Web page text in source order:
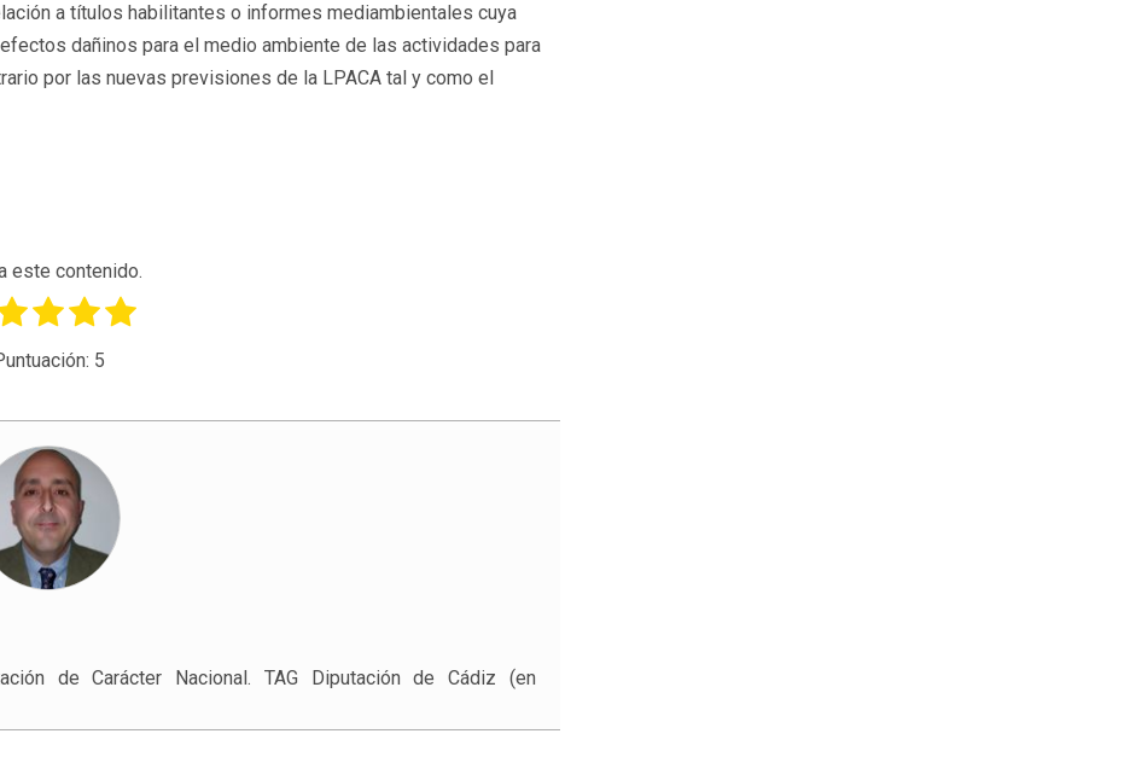
a títulos habilitantes o informes mediambientales cuya
dañinos para el medio ambiente de las actividades para
por las nuevas previsiones de la LPACA tal y como el
este contenido.
5
de Carácter Nacional. TAG Diputación de Cádiz (en